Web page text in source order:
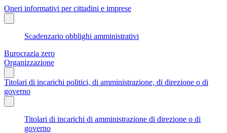
Oneri informativi per cittadini e imprese
Scadenzario obblighi amministrativi
Burocrazia zero
Organizzazione
Titolari di incarichi politici, di amministrazione, di direzione o di
governo
Titolari di incarichi di amministrazione di direzione o di
governo